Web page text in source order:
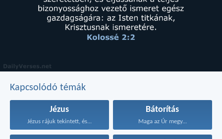
Kapcsolódó témák
Jézus
Jézus rájuk tekintett, és...
Bátorítás
Maga az Úr megy...